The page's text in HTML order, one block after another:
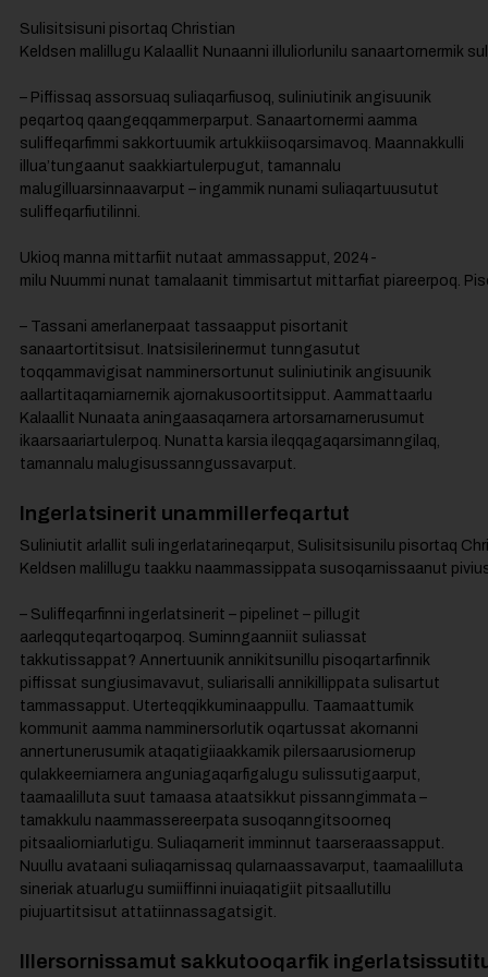
Sulisitsisuni pisortaq Christian
Keldsen malillugu Kalaallit Nunaanni illuliorlunilu sanaartornermik
– Piffissaq assorsuaq suliaqarfiusoq, suliniutinik angisuunik
peqartoq qaangeqqammerparput. Sanaartornermi aamma
suliffeqarfimmi sakkortuumik artukkiisoqarsimavoq. Maannakkulli
illua’tungaanut saakkiartulerpugut, tamannalu
malugilluarsinnaavarput – ingammik nunami suliaqartuusutut
suliffeqarfiutilinni.
Ukioq manna mittarfiit nutaat ammassapput, 2024-
milu Nuummi nunat tamalaanit timmisartut mittarfiat piareerpoq.
– Tassani amerlanerpaat tassaapput pisortanit
sanaartortitsisut. Inatsisilerinermut tunngasutut
toqqammavigisat namminersortunut suliniutinik angisuunik
aallartitaqarniarnernik ajornakusoortitsipput. Aammattaarlu
Kalaallit Nunaata aningaasaqarnera artorsarnarnerusumut
ikaarsaariartulerpoq. Nunatta karsia ileqqagaqarsimanngilaq,
tamannalu malugisussanngussavarput.
Ingerlatsinerit unammillerfeqartut
Suliniutit arlallit suli ingerlatarineqarput, Sulisitsisunilu pisortaq
Keldsen malillugu taakku naammassippata susoqarnissaanut
– Suliffeqarfinni ingerlatsinerit – pipelinet – pillugit
aarleqquteqartoqarpoq. Suminngaanniit suliassat
takkutissappat? Annertuunik annikitsunillu pisoqartarfinnik
piffissat sungiusimavavut, suliarisalli annikillippata sulisartut
tammassapput. Uterteqqikkuminaappullu. Taamaattumik
kommunit aamma namminersorlutik oqartussat akornanni
annertunerusumik ataqatigiiaakkamik pilersaarusiornerup
qulakkeerniarnera anguniagaqarfigalugu sulissutigaarput,
taamaalilluta suut tamaasa ataatsikkut pissanngimmata –
tamakkulu naammassereerpata susoqanngitsoorneq
pitsaaliorniarlutigu. Suliaqarnerit imminnut taarseraassapput.
Nuullu avataani suliaqarnissaq qularnaassavarput, taamaalilluta
sineriak atuarlugu sumiiffinni inuiaqatigiit pitsaallutillu
piujuartitsisut attatiinnassagatsigit.
Illersornissamut sakkutooqarfik